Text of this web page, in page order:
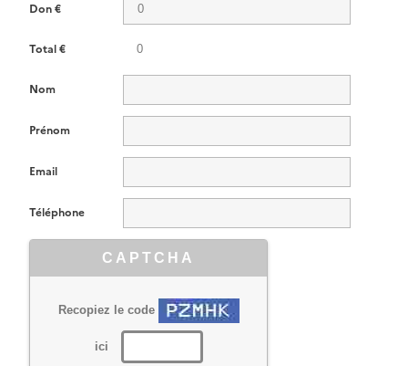
Don €
Total €
Nom
Prénom
Email
Téléphone
CAPTCHA
Recopiez le code
ici